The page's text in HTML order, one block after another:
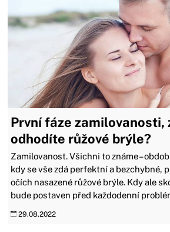
První fáze zamilovanosti,
odhodíte růžové brýle?
Zamilovanost. Všichni to známe –
kdy se vše zdá perfektní a bezchybné,
očích nasazené růžové brýle. Kdy ale
bude postaven před každodenní
29.08.2022